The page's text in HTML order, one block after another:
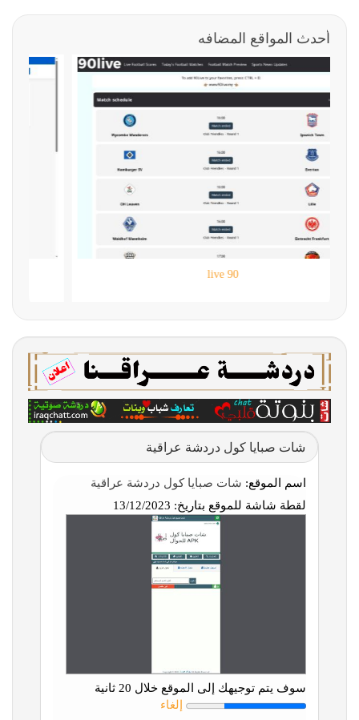
أحدث المواقع المضافه
شات صبايا كول دردشة عراقية
اسم الموقع: شات صبايا كول دردشة عراقية
لقطة شاشة للموقع بتاريخ:
سوف يتم توجيهك إلى الموقع خلال 20 ثانية
إلغاء